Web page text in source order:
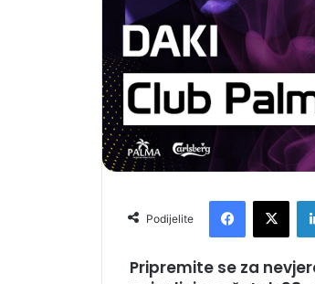
Podijelite
Pripremite se za